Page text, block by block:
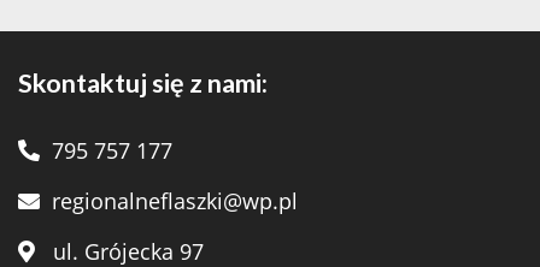
Skontaktuj się z nami:
795 757 177
regionalneflaszki@wp.pl
ul. Grójecka 97